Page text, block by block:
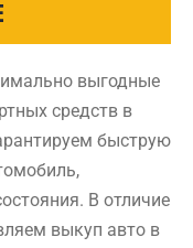
выгодные
средств в
быструю
В отличие
выкуп авто в